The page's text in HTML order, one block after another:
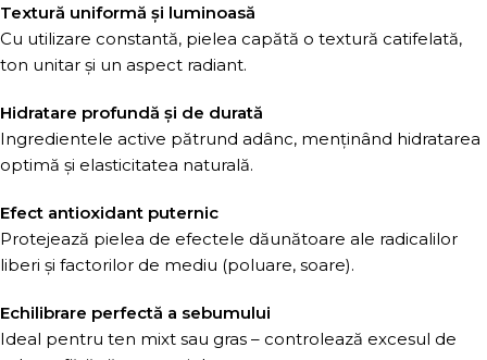
Textură uniformă și luminoasă
Cu utilizare constantă, pielea capătă o textură catifelată,
ton unitar și un aspect radiant.
Hidratare profundă și de durată
Ingredientele active pătrund adânc, menținând hidratarea
optimă și elasticitatea naturală.
Efect antioxidant puternic
Protejează pielea de efectele dăunătoare ale radicalilor
liberi și factorilor de mediu (poluare, soare).
Echilibrare perfectă a sebumului
Ideal pentru ten mixt sau gras – controlează excesul de